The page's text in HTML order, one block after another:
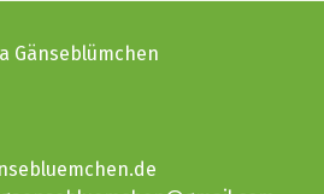
Gänseblümchen